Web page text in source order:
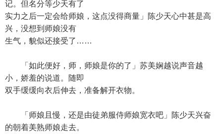
记。但名分等少天有了
实力之后一定会给师娘，这点没得商量」陈少天心中甚是高
兴，没想到师娘没有
生气，貌似还接受了……
「如此便好，师，师娘是你的了」苏美娴越说声音越
小，娇羞的说道。随即
双手缓缓向衣后伸去，准备解开衣物。
「师娘且慢，还是由徒弟服侍师娘宽衣吧」陈少天兴奋
的朝着美熟师娘走去。